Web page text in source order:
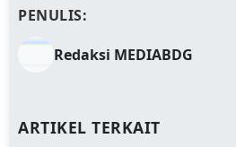
PENULIS:
Redaksi MEDIABDG
ARTIKEL TERKAIT